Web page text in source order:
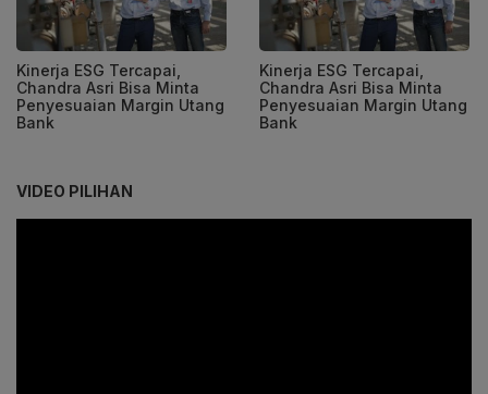
Kinerja ESG Tercapai,
Chandra Asri Bisa Minta
Penyesuaian Margin Utang
Bank
Kinerja ESG Tercapai,
Chandra Asri Bisa Minta
Penyesuaian Margin Utang
Bank
VIDEO PILIHAN